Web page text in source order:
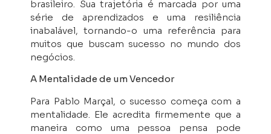
brasileiro. Sua trajetória é marcada por uma
série de aprendizados e uma resiliência
inabalável, tornando-o uma referência para
muitos que buscam sucesso no mundo dos
negócios.
A Mentalidade de um Vencedor
Para Pablo Marçal, o sucesso começa com a
mentalidade. Ele acredita firmemente que a
maneira como uma pessoa pensa pode